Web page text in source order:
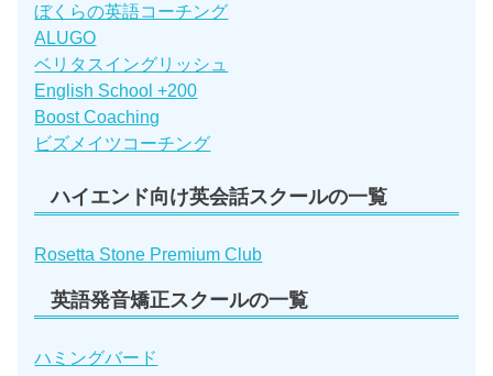
ぼくらの英語コーチング
ALUGO
ベリタスイングリッシュ
English School +200
Boost Coaching
ビズメイツコーチング
ハイエンド向け英会話スクールの一覧
Rosetta Stone Premium Club
英語発音矯正スクールの一覧
ハミングバード